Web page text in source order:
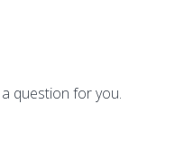
question for you.